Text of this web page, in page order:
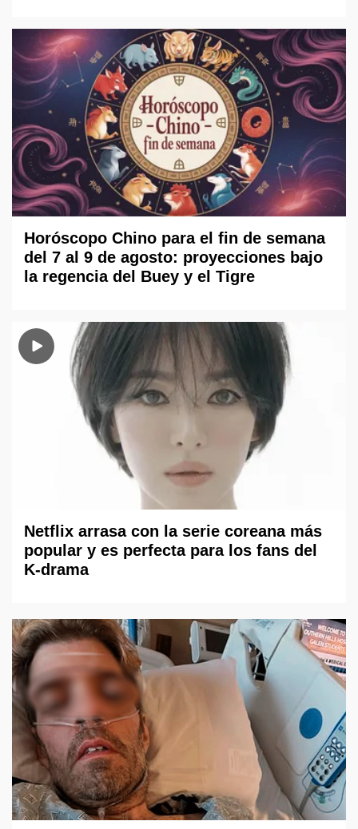
Horóscopo Chino para el fin de semana
del 7 al 9 de agosto: proyecciones bajo
la regencia del Buey y el Tigre
Netflix arrasa con la serie coreana más
popular y es perfecta para los fans del
K-drama